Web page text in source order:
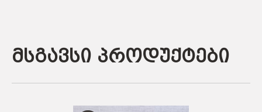
მსგავსი პროდუქტები